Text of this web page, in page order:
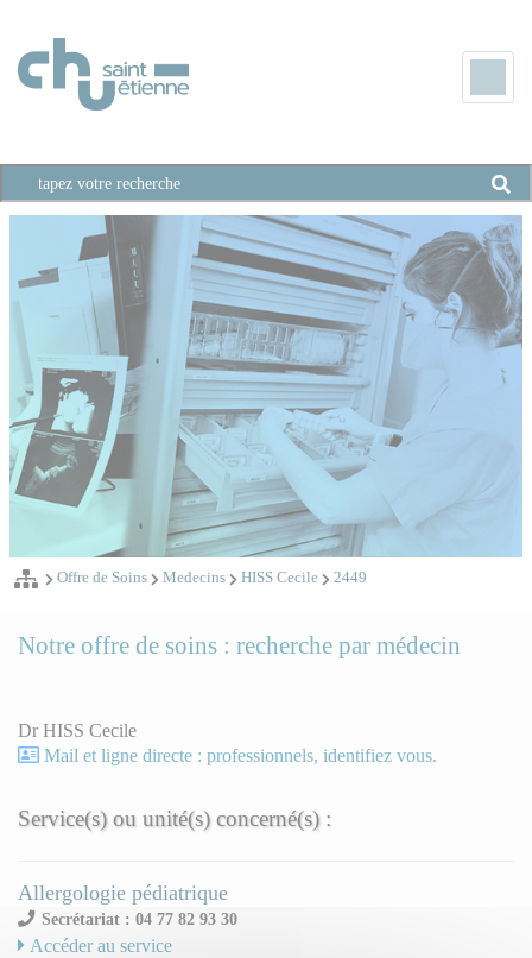
Offre de Soins Medecins HISS Cecile 2449
Notre offre de soins : recherche par médecin
Dr HISS Cecile
Mail et ligne directe : professionnels, identifiez vous.
Service(s) ou unité(s) concerné(s) :
Allergologie pédiatrique
Secrétariat : 04 77 82 93 30
Accéder au service